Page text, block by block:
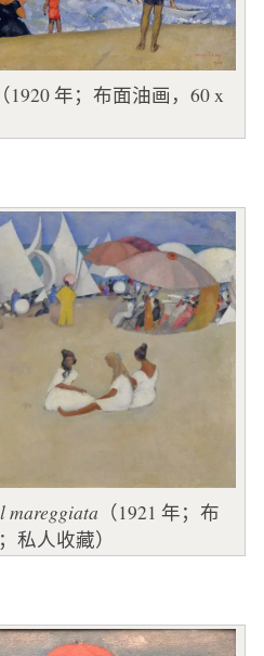
1920 年；布面油画，60 x
mareggiata （1921 年；布
私人收藏）